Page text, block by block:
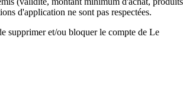
d'application ne sont pas respectées.
supprimer et/ou bloquer le compte de Le